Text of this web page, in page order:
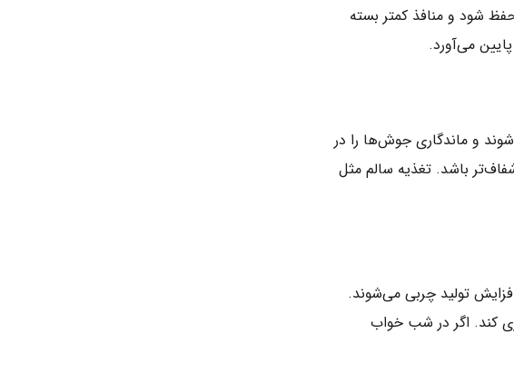
شود و منافذ کمتر بسته
می‌آورد.
و ماندگاری جوش‌ها را در
باشد. تغذیه سالم مثل
تولید چربی می‌شوند.
کند. اگر در شب خواب